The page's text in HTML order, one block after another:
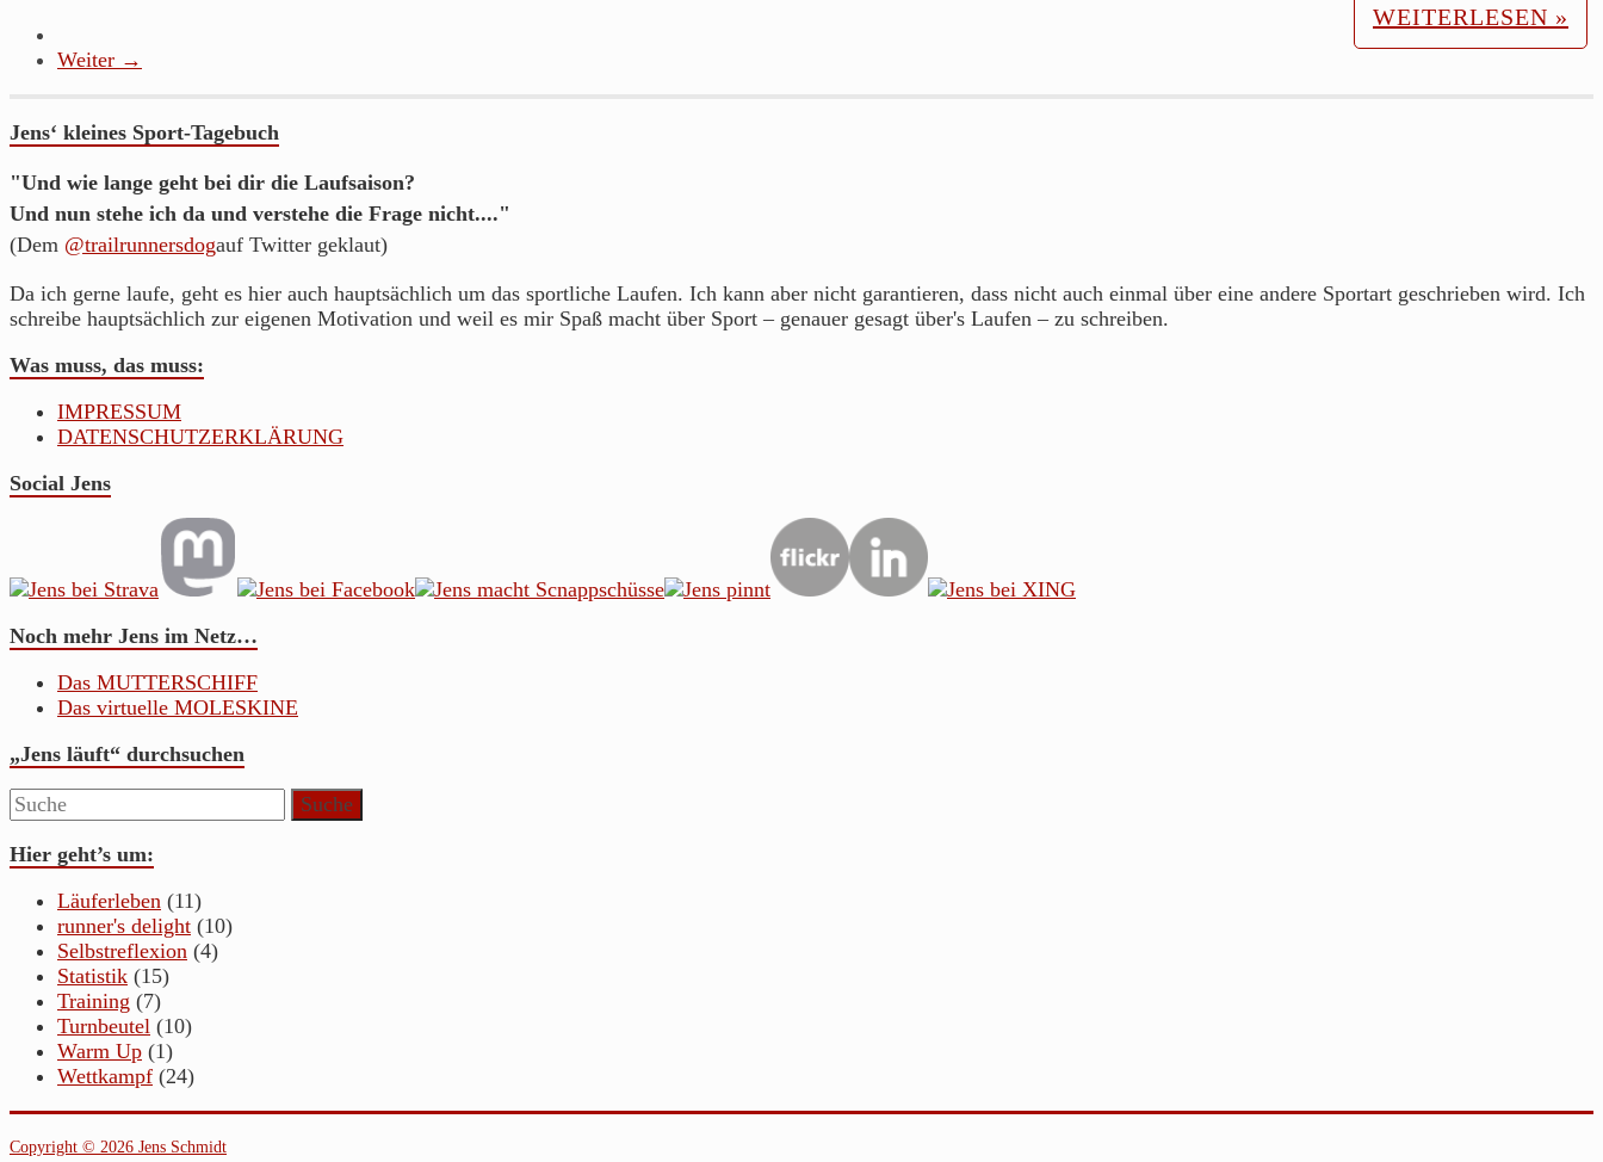
WEITERLESEN »
Weiter →
Jens‘ kleines Sport-Tagebuch
"Und wie lange geht bei dir die Laufsaison?
Und nun stehe ich da und verstehe die Frage nicht...."
(Dem @trailrunnersdogauf Twitter geklaut)
Da ich gerne laufe, geht es hier auch hauptsächlich um das sportliche Laufen. Ich kann aber nicht garantieren, dass nicht auch einmal über eine andere Sportart geschrieben wird. Ich
schreibe hauptsächlich zur eigenen Motivation und weil es mir Spaß macht über Sport – genauer gesagt über's Laufen – zu schreiben.
Was muss, das muss:
IMPRESSUM
DATENSCHUTZERKLÄRUNG
Social Jens
Noch mehr Jens im Netz…
Das MUTTERSCHIFF
Das virtuelle MOLESKINE
„Jens läuft“ durchsuchen
Hier geht’s um:
Läuferleben (11)
runner's delight (10)
Selbstreflexion (4)
Statistik (15)
Training (7)
Turnbeutel (10)
Warm Up (1)
Wettkampf (24)
Copyright © 2026 Jens Schmidt